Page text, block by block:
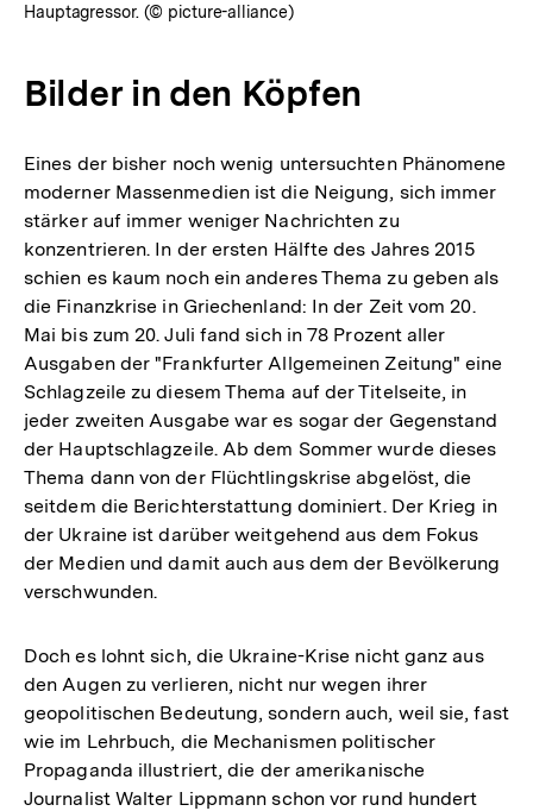
Hauptagressor. (© picture-alliance)
Bilder in den Köpfen
Eines der bisher noch wenig untersuchten Phänomene
moderner Massenmedien ist die Neigung, sich immer
stärker auf immer weniger Nachrichten zu
konzentrieren. In der ersten Hälfte des Jahres 2015
schien es kaum noch ein anderes Thema zu geben als
die Finanzkrise in Griechenland: In der Zeit vom 20.
Mai bis zum 20. Juli fand sich in 78 Prozent aller
Ausgaben der "Frankfurter Allgemeinen Zeitung" eine
Schlagzeile zu diesem Thema auf der Titelseite, in
jeder zweiten Ausgabe war es sogar der Gegenstand
der Hauptschlagzeile. Ab dem Sommer wurde dieses
Thema dann von der Flüchtlingskrise abgelöst, die
seitdem die Berichterstattung dominiert. Der Krieg in
der Ukraine ist darüber weitgehend aus dem Fokus
der Medien und damit auch aus dem der Bevölkerung
verschwunden.
Doch es lohnt sich, die Ukraine-Krise nicht ganz aus
den Augen zu verlieren, nicht nur wegen ihrer
geopolitischen Bedeutung, sondern auch, weil sie, fast
wie im Lehrbuch, die Mechanismen politischer
Propaganda illustriert, die der amerikanische
Journalist Walter Lippmann schon vor rund hundert